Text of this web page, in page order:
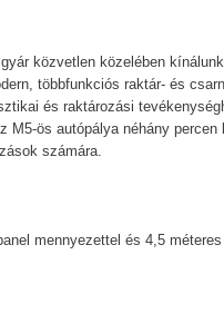
közvetlen közelében
többfunkciós raktár- és
és raktározási
ös autópálya néhány
számára.
mennyezettel és 4,5